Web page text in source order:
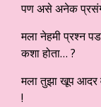
पण असे अनेक
मला नेहमी प्रश्न
कशा होता… ?
मला तुझा खूप आदर
!